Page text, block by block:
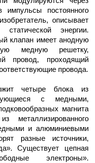
постоянного
описывает
энергии.
клапан имеет анодную
медную решетку,
провод, проходящий
провода.
четыре блока из
с медными,
магнита
металлизированного
и алюминиевыми
разные источники,
Существует цепная
электроны».